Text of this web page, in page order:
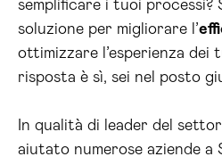
semplificare i tuoi processi?
soluzione per migliorare l’
ottimizzare l’esperienza dei
risposta è sì, sei nel posto
In qualità di leader del
aiutato numerose aziende a